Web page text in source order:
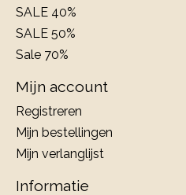
SALE 40%
SALE 50%
Sale 70%
Mijn account
Registreren
Mijn bestellingen
Mijn verlanglijst
Informatie